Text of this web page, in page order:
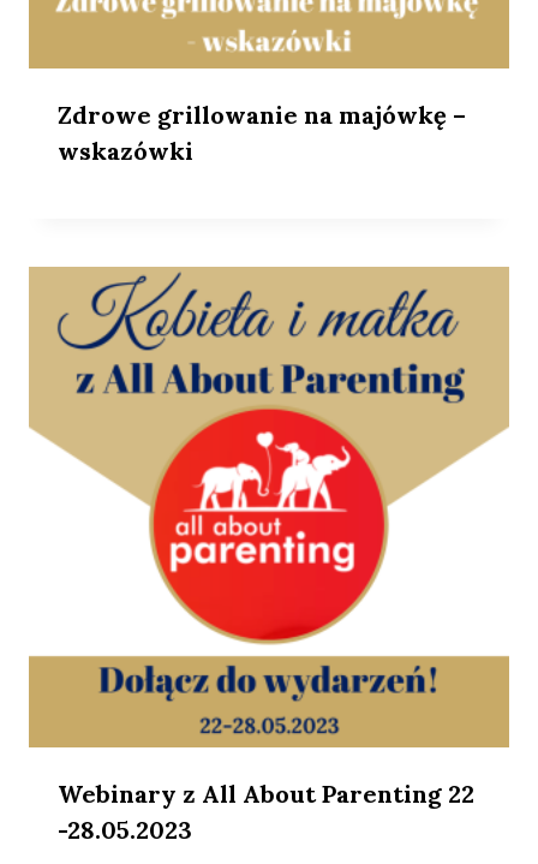
Zdrowe grillowanie na majówkę –
wskazówki
Webinary z All About Parenting 22
-28.05.2023